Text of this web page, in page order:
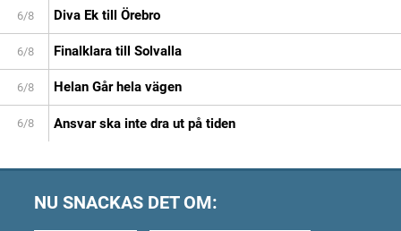
6/8 Diva Ek till Örebro
6/8 Finalklara till Solvalla
6/8 Helan Går hela vägen
6/8 Ansvar ska inte dra ut på tiden
NU SNACKAS DET OM: